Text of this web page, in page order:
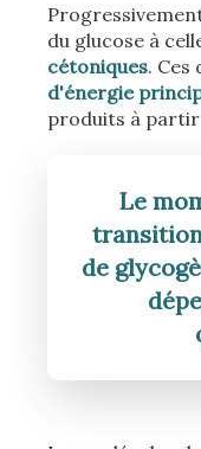
du glucose à
cétoniques. Ces
d'énergie
produits à partir
Le
de